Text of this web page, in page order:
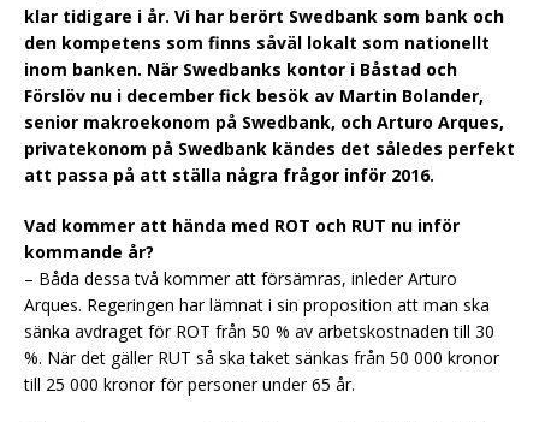
klar tidigare i år. Vi har berört Swedbank som bank och
den kompetens som finns såväl lokalt som nationellt
inom banken. När Swedbanks kontor i Båstad och
Förslöv nu i december fick besök av Martin Bolander,
senior makroekonom på Swedbank, och Arturo Arques,
privatekonom på Swedbank kändes det således perfekt
att passa på att ställa några frågor inför 2016.
Vad kommer att hända med ROT och RUT nu inför
kommande år?
– Båda dessa två kommer att försämras, inleder Arturo
Arques. Regeringen har lämnat i sin proposition att man ska
sänka avdraget för ROT från 50 % av arbetskostnaden till 30
%. När det gäller RUT så ska taket sänkas från 50 000 kronor
till 25 000 kronor för personer under 65 år.